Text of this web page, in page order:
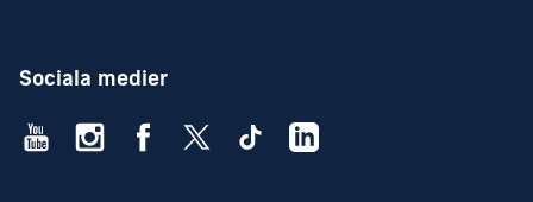
Sociala medier